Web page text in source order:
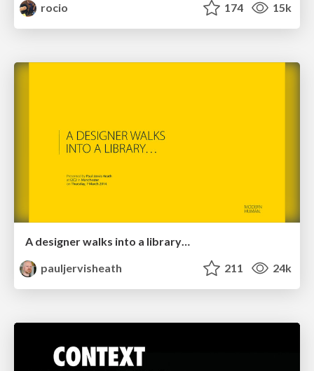
rocio
174 15k
A designer walks into a library…
pauljervisheath
211 24k